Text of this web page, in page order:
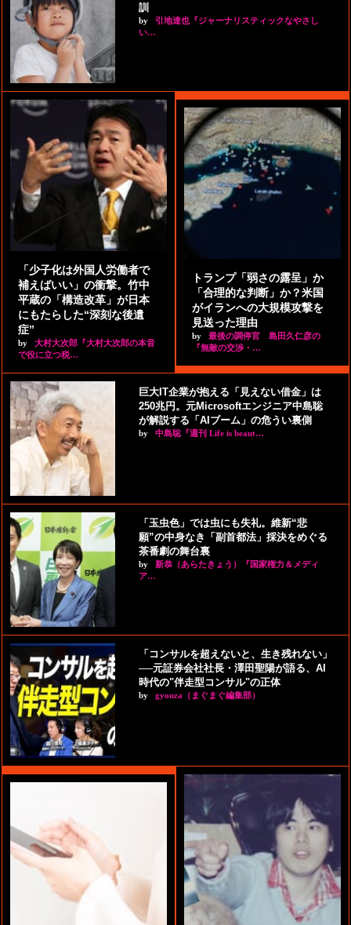
訓
by
引地達也『ジャーナリスティックなやさし
い…
「少子化は外国人労働者で
補えばいい」の衝撃。竹中
平蔵の「構造改革」が日本
にもたらした“深刻な後遺
症”
by
大村大次郎『大村大次郎の本音
で役に立つ税…
トランプ「弱さの露呈」か
「合理的な判断」か？米国
がイランへの大規模攻撃を
見送った理由
by
最後の調停官 島田久仁彦の
『無敵の交渉・…
巨大IT企業が抱える「見えない借金」は
250兆円。元Microsoftエンジニア中島聡
が解説する「AIブーム」の危うい裏側
by 中島聡『週刊 Life is beaut…
「玉虫色」では虫にも失礼。維新“悲
願”の中身なき「副首都法」採決をめぐる
茶番劇の舞台裏
by
新恭（あらたきょう）『国家権力＆メディ
ア…
「コンサルを超えないと、生き残れない」
──元証券会社社長・澤田聖陽が語る、AI
時代の"伴走型コンサル"の正体
by gyouza（まぐまぐ編集部）